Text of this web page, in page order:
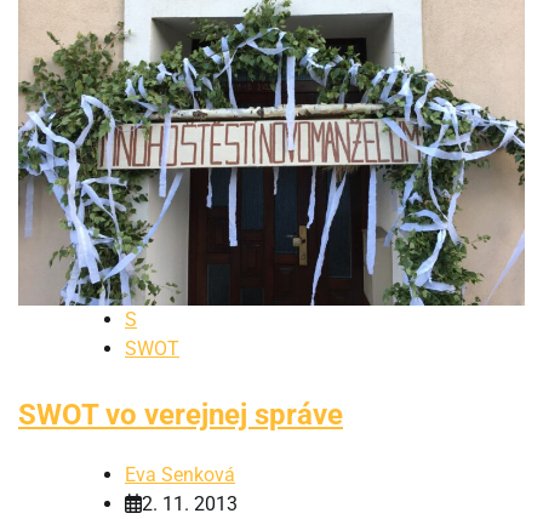
S
SWOT
SWOT vo verejnej správe
Eva Senková
2. 11. 2013